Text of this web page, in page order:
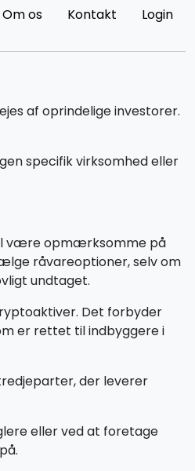
Om os Kontakt Login
af oprindelige investorer.
specifik virksomhed eller
være opmærksomme på
råvareoptioner, selv om
undtaget.
Det forbyder
er rettet til indbyggere i
der leverer
eller ved at foretage